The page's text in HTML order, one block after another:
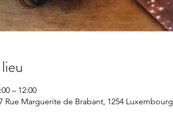
– 12:00
Rue Marguerite de Brabant, 1254 Luxembourg